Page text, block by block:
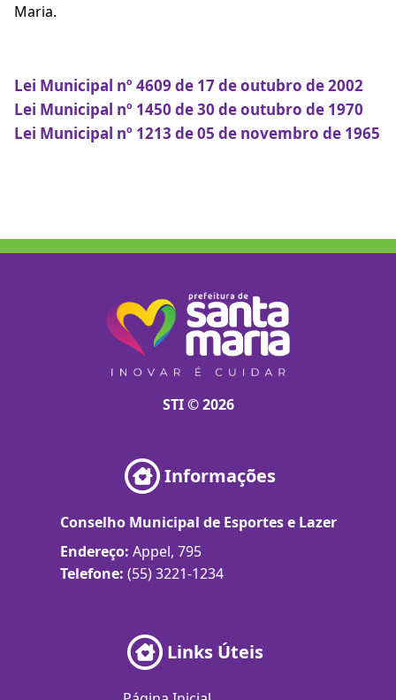
Maria.
Lei Municipal nº 4609 de 17 de outubro de 2002
Lei Municipal nº 1450 de 30 de outubro de 1970
Lei Municipal nº 1213 de 05 de novembro de 1965
STI © 2026
Informações
Conselho Municipal de Esportes e Lazer
Endereço: Appel, 795
Telefone: (55) 3221-1234
Links Úteis